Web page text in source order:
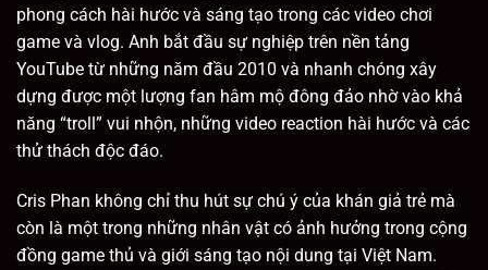
phong cách hài hước và sáng tạo trong các video chơi
game và vlog. Anh bắt đầu sự nghiệp trên nền tảng
YouTube từ những năm đầu 2010 và nhanh chóng xây
dựng được một lượng fan hâm mộ đông đảo nhờ vào khả
năng “troll” vui nhộn, những video reaction hài hước và các
thử thách độc đáo.
Cris Phan không chỉ thu hút sự chú ý của khán giả trẻ mà
còn là một trong những nhân vật có ảnh hưởng trong cộng
đồng game thủ và giới sáng tạo nội dung tại Việt Nam.